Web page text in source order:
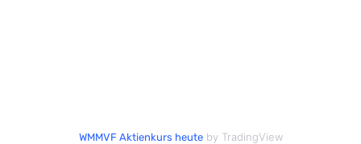
WMMVF Aktienkurs heuteby TradingView